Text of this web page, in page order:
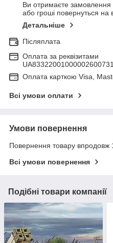
Ви отримаєте замовлення
або гроші повернуться на
Детальніше
Післяплата
Оплата за реквізитами
Оплата карткою Visa,
Всі умови оплати
Умови повернення
Повернення товару впродовж
Всі умови повернення
Подібні товари компанії